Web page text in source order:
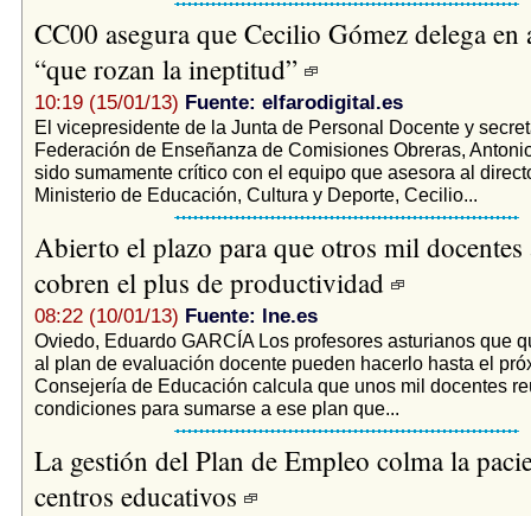
CC00 asegura que Cecilio Gómez delega en
“que rozan la ineptitud”
10:19 (15/01/13) Fuente: elfarodigital.es
El vicepresidente de la Junta de Personal Docente y
Federación de Enseñanza de Comisiones Obreras,
sido sumamente crítico con el equipo que asesora al
Ministerio de Educación, Cultura y Deporte, Cecilio...
Abierto el plazo para que otros mil docentes
cobren el plus de productividad
08:22 (10/01/13) Fuente: lne.es
Oviedo, Eduardo GARCÍA Los profesores asturianos que
al plan de evaluación docente pueden hacerlo hasta el
Consejería de Educación calcula que unos mil docentes
condiciones para sumarse a ese plan que...
La gestión del Plan de Empleo colma la
centros educativos